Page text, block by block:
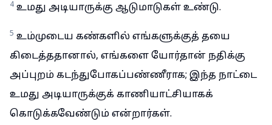
4 உமது அடியாருக்கு ஆடுமாடுகள் உண்டு.
5 உம்முடைய கண்களில் எங்களுக்குத் தயை
கிடைத்ததானால், எங்களை யோர்தான் நதிக்கு
அப்புறம் கடந்துபோகப்பண்ணீராக; இந்த நாட்டை
உமது அடியாருக்குக் காணியாட்சியாகக்
கொடுக்கவேண்டும் என்றார்கள்.